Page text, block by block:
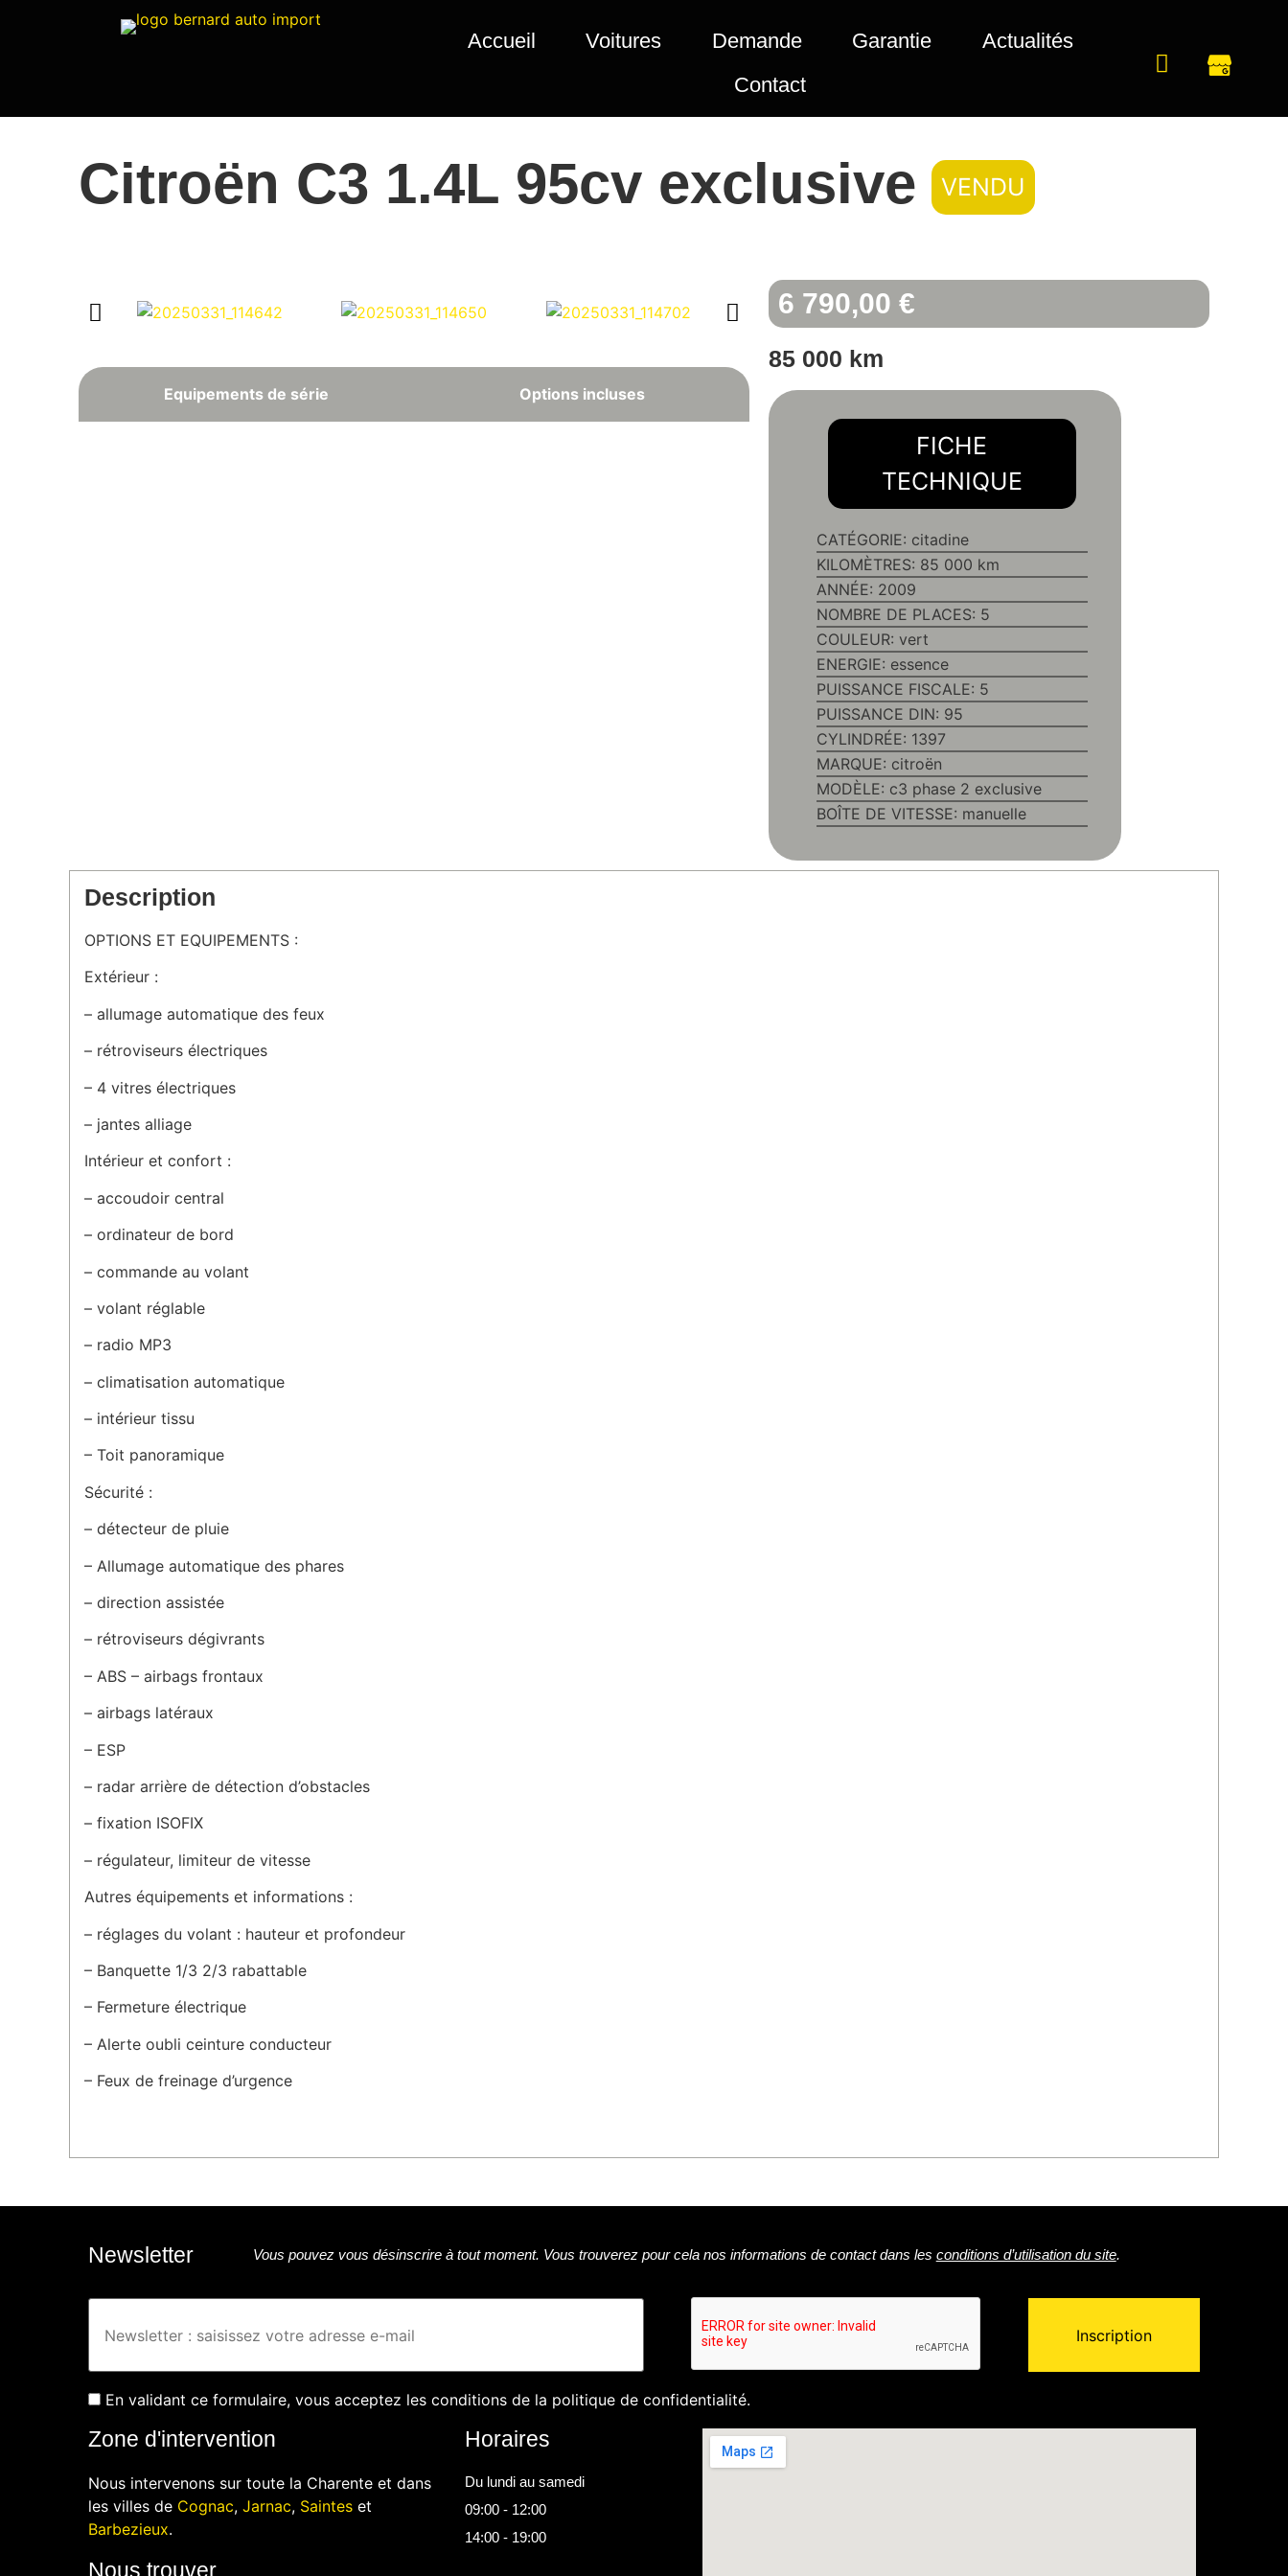
Accueil Voitures Demande Garantie
Actualités
Contact
Citroën C3 1.4L 95cv exclusive VENDU
Equipements de série Options incluses
6 790,00 €
85 000 km
FICHE
TECHNIQUE
CATÉGORIE: citadine
KILOMÈTRES: 85 000 km
ANNÉE: 2009
NOMBRE DE PLACES: 5
COULEUR: vert
ENERGIE: essence
PUISSANCE FISCALE: 5
PUISSANCE DIN: 95
CYLINDRÉE: 1397
MARQUE: citroën
MODÈLE: c3 phase 2 exclusive
BOÎTE DE VITESSE: manuelle
Description
OPTIONS ET EQUIPEMENTS :
Extérieur :
– allumage automatique des feux
– rétroviseurs électriques
– 4 vitres électriques
– jantes alliage
Intérieur et confort :
– accoudoir central
– ordinateur de bord
– commande au volant
– volant réglable
– radio MP3
– climatisation automatique
– intérieur tissu
– Toit panoramique
Sécurité :
– détecteur de pluie
– Allumage automatique des phares
– direction assistée
– rétroviseurs dégivrants
– ABS – airbags frontaux
– airbags latéraux
– ESP
– radar arrière de détection d’obstacles
– fixation ISOFIX
– régulateur, limiteur de vitesse
Autres équipements et informations :
– réglages du volant : hauteur et profondeur
– Banquette 1/3 2/3 rabattable
– Fermeture électrique
– Alerte oubli ceinture conducteur
– Feux de freinage d’urgence
Newsletter Vous pouvez vous désinscrire à tout moment. Vous trouverez pour cela nos informations de contact dans les conditions d’utilisation du site.
En validant ce formulaire, vous acceptez les conditions de la politique de confidentialité.
Zone d'intervention
Nous intervenons sur toute la Charente et dans
les villes de Cognac, Jarnac, Saintes et
Barbezieux.
Nous trouver
Horaires
Du lundi au samedi
09:00 - 12:00
14:00 - 19:00